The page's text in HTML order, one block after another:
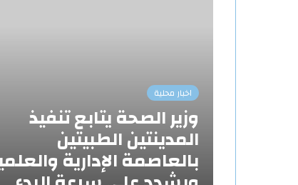
اخبار محلية
وزير الصحة يتابع تنفيذ
المدينتين الطبيتين
بالعاصمة الإدارية